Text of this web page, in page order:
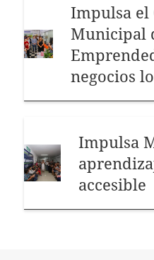
Impulsa el
Municipal
negocios
Impulsa
accesible